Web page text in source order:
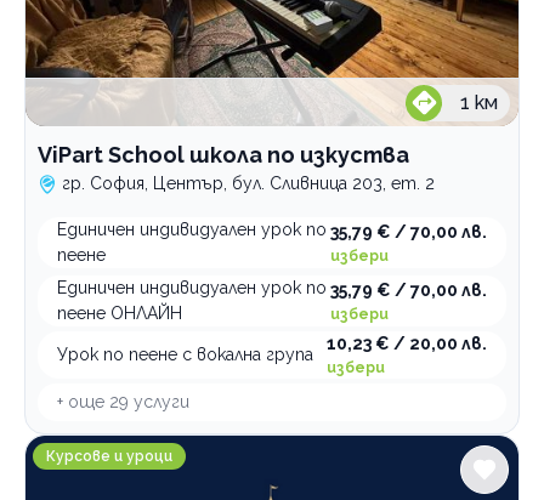
1 км
ViPart School школа по изкуства
гр. София, Център, бул. Сливница 203, ет. 2
Единичен индивидуален урок по
пеене
35,79 € / 70,00 лв.
избери
Единичен индивидуален урок по
пеене ОНЛАЙН
35,79 € / 70,00 лв.
избери
Урок по пеене с вокална група
10,23 € / 20,00 лв.
избери
+ още 29 услуги
Уроци по чужди езици LinguaLand
Курсове и уроци